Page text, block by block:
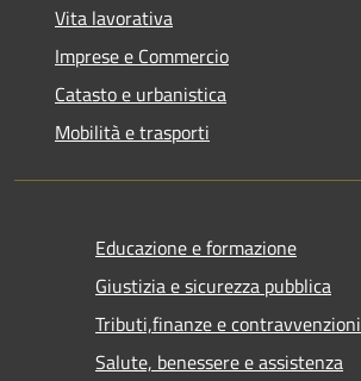
Vita lavorativa
Imprese e Commercio
Catasto e urbanistica
Mobilità e trasporti
Educazione e formazione
Giustizia e sicurezza pubblica
Tributi,finanze e contravvenzioni
Salute, benessere e assistenza